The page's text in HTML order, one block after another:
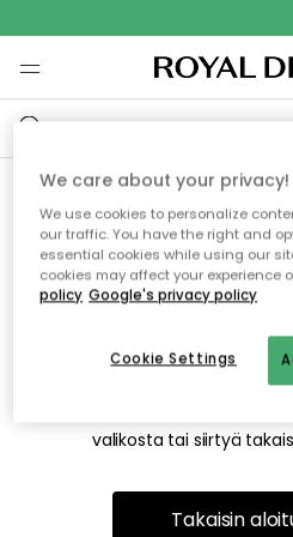
Emme
Tämä voi johtua siitä, että
on siirretty muualle.
valikosta tai siirtyä
Takaisin
We care about your privacy!
We use cookies to personalize
our traffic. You have the right and
essential cookies while using our
cookies may affect your experience
policy Google's privacy policy
Cookie Settings